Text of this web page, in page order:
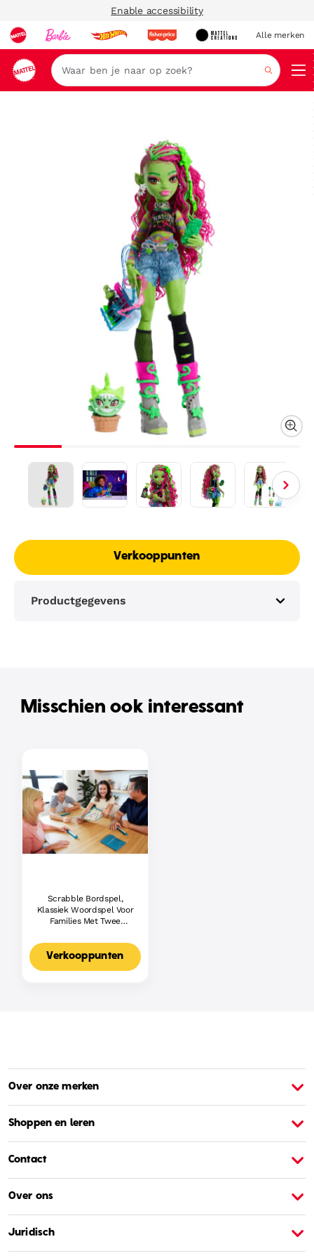
Enable accessibility
Alle merken
Zoeken
Verkooppunten
Productgegevens
Misschien ook interessant
Scrabble Bordspel,
Klassiek Woordspel Voor
Families Met Twee
Voor 2-4 Spelers,
Nederlandse Editie
Verkooppunten
Over onze merken
Shoppen en leren
Contact
Over ons
Juridisch